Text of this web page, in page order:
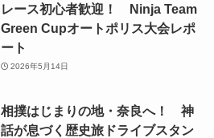
レース初心者歓迎！ Ninja Team
Green Cupオートポリス大会レポ
ート
2026年5月14日
相撲はじまりの地・奈良へ！ 神
話が息づく歴史旅ドライブスタン